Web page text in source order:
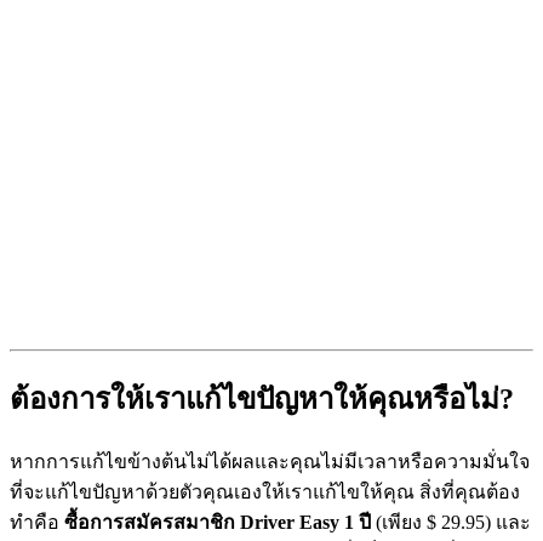
ต้องการให้เราแก้ไขปัญหาให้คุณหรือไม่?
หากการแก้ไขข้างต้นไม่ได้ผลและคุณไม่มีเวลาหรือความมั่นใจ
ที่จะแก้ไขปัญหาด้วยตัวคุณเองให้เราแก้ไขให้คุณ สิ่งที่คุณต้อง
ทำคือ ซื้อการสมัครสมาชิก Driver Easy 1 ปี (เพียง $ 29.95) และ